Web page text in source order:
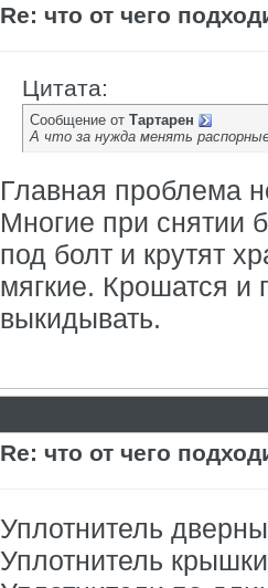
Re: что от чего
Цитата:
Сообщение от Тартарен
А что за нужда менять
Главная проблема
Многие при снятии
под болт и крутят
мягкие. Крошатся и
выкидывать.
Re: что от чего
Уплотнитель
Уплотнитель